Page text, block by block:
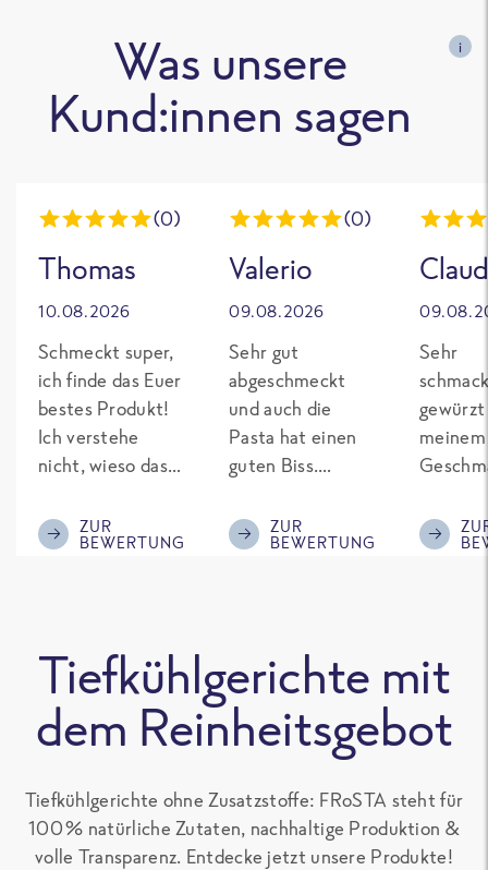
Was unsere
Kund:innen sagen
i
(0)
Thomas
10.08.2026
Schmeckt super,
ich finde das Euer
bestes Produkt!
Ich verstehe
nicht, wieso das
mehr erhältlich
ist!
ZUR
BEWERTUNG
(0)
Valerio
09.08.2026
Sehr gut
abgeschmeckt
und auch die
Pasta hat einen
guten Biss.
ZUR
BEWERTUNG
Sehr
meinem
Menge
'großen
Paprika
gern.
Tiefkühlgerichte mit
dem Reinheitsgebot
Tiefkühlgerichte ohne Zusatzstoffe: FRoSTA steht für
100 % natürliche Zutaten, nachhaltige Produktion &
volle Transparenz. Entdecke jetzt unsere Produkte!